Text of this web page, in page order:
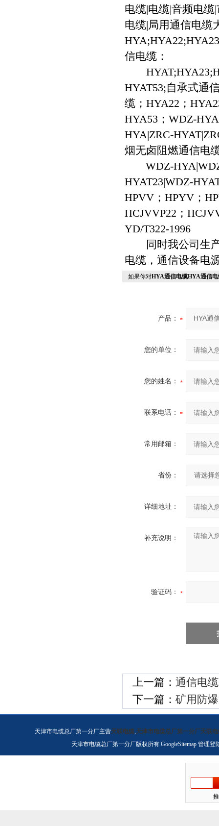
电缆|电缆|音频电
电缆|局用通信电缆
信电缆：
HYAT53;自承式通
缆；HYA22；
HYA53；WDZ-
HYA|ZRC-
烟无卤阻燃通信电
WDZ-HYA|WDZ-
HYAT23|WDZ-
HPVV；HPYV；
HCJVVP22；
YD/T322-1996
同时我公司生产
电缆，通信设备电
如果你对HYA通信电缆HYA通信电
产品：
您的单位：
您的姓名：
联系电话：
常用邮箱：
省份：
详细地址：
补充说明：
验证码：
上一篇： 通信电
下一篇： 矿用防
天津市电缆总厂第一分厂主营天联电缆,天津市电缆总厂第一分厂天联电
天津市电缆总厂第一分厂版权所有 GoogleSitemap 管理登